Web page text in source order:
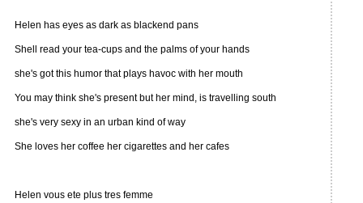
Helen has eyes as dark as blackend pans
Shell read your tea-cups and the palms of your hands
she's got this humor that plays havoc with her mouth
You may think she's present but her mind, is travelling south
she's very sexy in an urban kind of way
She loves her coffee her cigarettes and her cafes
Helen vous ete plus tres femme